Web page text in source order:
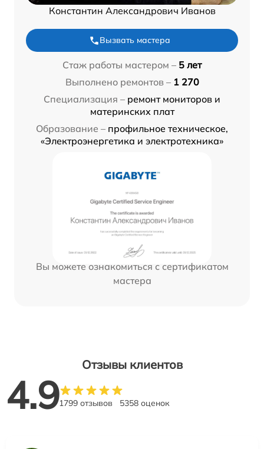
Константин Александрович Иванов
Вызвать мастера
Стаж работы мастером – 5 лет
Выполнено ремонтов – 1 270
Специализация – ремонт мониторов и
материнских плат
Образование – профильное техническое,
«Электроэнергетика и электротехника»
Вы можете ознакомиться с сертификатом
мастера
Отзывы клиентов
4.91799 отзывов 5358 оценок